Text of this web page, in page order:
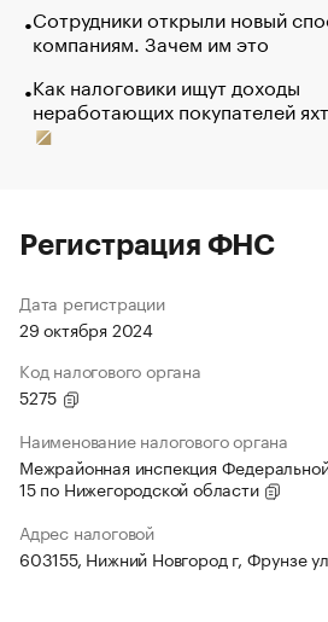
Сотрудники открыли новый
компаниям. Зачем им это
Как налоговики ищут доходы
неработающих покупателей
Регистрация ФНС
Дата регистрации
29 октября 2024
Код налогового органа
5275
Наименование налогового органа
Межрайонная инспекция
15 по Нижегородской области
Адрес налоговой
603155, Нижний Новгород г, Фрунзе